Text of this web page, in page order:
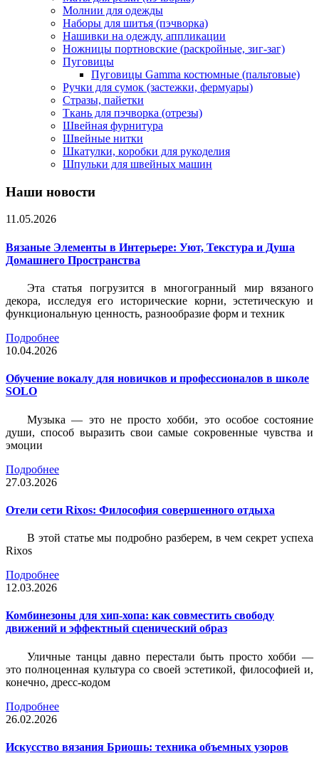
Молнии для одежды
Наборы для шитья (пэчворка)
Нашивки на одежду, аппликации
Ножницы портновские (раскройные, зиг-заг)
Пуговицы
Пуговицы Gamma костюмные (пальтовые)
Ручки для сумок (застежки, фермуары)
Стразы, пайетки
Ткань для пэчворка (отрезы)
Швейная фурнитура
Швейные нитки
Шкатулки, коробки для рукоделия
Шпульки для швейных машин
Наши новости
11.05.2026
Вязаные Элементы в Интерьере: Уют, Текстура и Душа
Домашнего Пространства
Эта статья погрузится в многогранный мир вязаного
декора, исследуя его исторические корни, эстетическую и
функциональную ценность, разнообразие форм и техник
Подробнее
10.04.2026
Обучение вокалу для новичков и профессионалов в школе
SOLO
Музыка — это не просто хобби, это особое состояние
души, способ выразить свои самые сокровенные чувства и
эмоции
Подробнее
27.03.2026
Отели сети Rixos: Философия совершенного отдыха
В этой статье мы подробно разберем, в чем секрет успеха
Rixos
Подробнее
12.03.2026
Комбинезоны для хип-хопа: как совместить свободу
движений и эффектный сценический образ
Уличные танцы давно перестали быть просто хобби —
это полноценная культура со своей эстетикой, философией и,
конечно, дресс-кодом
Подробнее
26.02.2026
Искусство вязания Бриошь: техника объемных узоров